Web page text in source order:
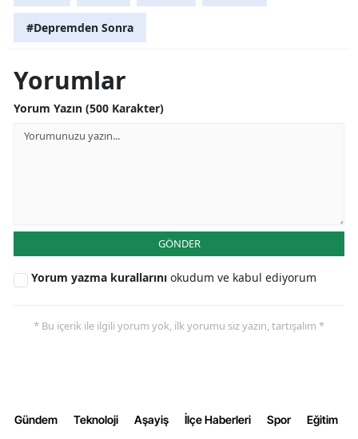
#Depremden Sonra
Yorumlar
Yorum Yazın (500 Karakter)
GÖNDER
Yorum yazma kurallarını okudum ve kabul ediyorum
* Bu içerik ile ilgili yorum yok, ilk yorumu siz yazın, tartışalım *
Gündem Teknoloji Aşayiş İlçe Haberleri Spor Eğitim